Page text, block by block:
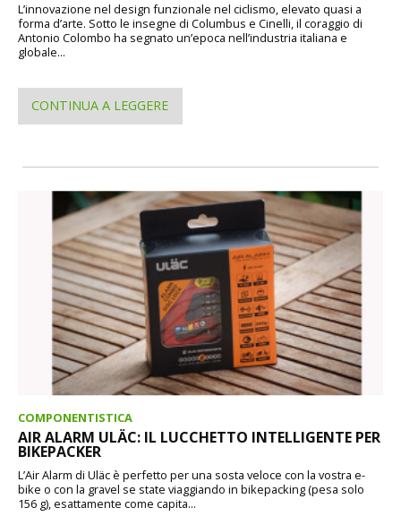
L’innovazione nel design funzionale nel ciclismo, elevato quasi a
forma d’arte. Sotto le insegne di Columbus e Cinelli, il coraggio di
Antonio Colombo ha segnato un’epoca nell’industria italiana e
globale...
CONTINUA A LEGGERE
COMPONENTISTICA
AIR ALARM ULÄC: IL LUCCHETTO INTELLIGENTE PER
BIKEPACKER
L’Air Alarm di Uläc è perfetto per una sosta veloce con la vostra e-
bike o con la gravel se state viaggiando in bikepacking (pesa solo
156 g), esattamente come capita...